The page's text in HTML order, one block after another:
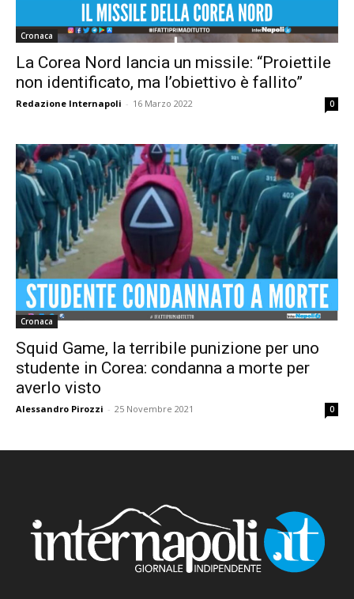
Cronaca
La Corea Nord lancia un missile: “Proiettile
non identificato, ma l’obiettivo è fallito”
Redazione Internapoli - 16 Marzo 2022 0
Cronaca
Squid Game, la terribile punizione per uno
studente in Corea: condanna a morte per
averlo visto
Alessandro Pirozzi - 25 Novembre 2021 0